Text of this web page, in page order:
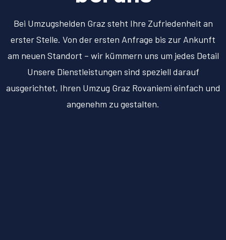
Bei Umzugshelden Graz steht Ihre Zufriedenheit an
erster Stelle. Von der ersten Anfrage bis zur Ankunft
am neuen Standort – wir kümmern uns um jedes Detail
Unsere Dienstleistungen sind speziell darauf
ausgerichtet, Ihren Umzug Graz Rovaniemi einfach und
angenehm zu gestalten.